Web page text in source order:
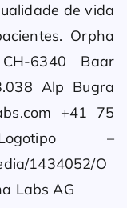
de vida
Orpha
6340 Baar
Alp Bugra
+41 75
–
1434052/O
Labs AG